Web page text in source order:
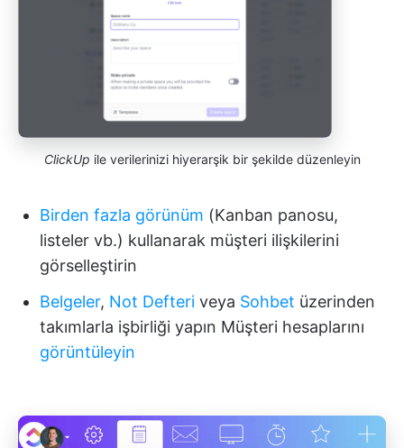
ClickUp ile verilerinizi hiyerarşik bir şekilde düzenleyin
Birden fazla görünüm (Kanban panosu,
listeler vb.) kullanarak müşteri ilişkilerini
görselleştirin
Belgeler, Not Defteri veya Sohbet üzerinden
takımlarla işbirliği yapın Müşteri hesaplarını
görüntüleyin